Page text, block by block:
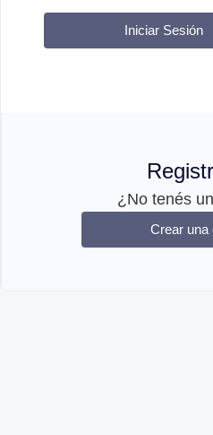
Iniciar Sesión
¿No tenés
Crear una